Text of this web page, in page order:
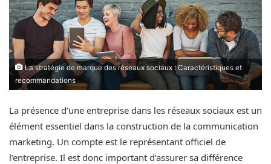
La stratégie de marque des réseaux sociaux : Caractéristiques et
recommandations
La présence d’une entreprise dans les réseaux sociaux est un
élément essentiel dans la construction de la communication
marketing. Un compte est le représentant officiel de
l’entreprise. Il est donc important d’assurer sa différence